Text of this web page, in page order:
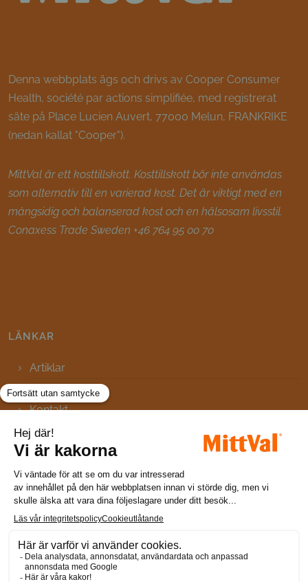
Denna webbplats ägs och drivs av Cooper Consumer
Health, société par actions simplifiée, med registrerat
säte på Place Lucien Auvert, 77000 Melun, FRANKRIKE
(nedan kallat "Cooper").
MittVal är ett kosttillskott. Kosttillskott bör inte användas
som alternativ till en varierad kost. Det är viktigt med en
mångsidig och balanserad kost och en hälsosam livsstil.
Conaxess Trade Sweden +46 764 95 00 70
LÄNKAR
Artiklar
FAQ
Kontakt
Webbplatskarta
Meddelande om cookies
Integritetsmeddelande
Användarvillkor
Sveriges mest valda kosttillskott
Här hittar du MittVal